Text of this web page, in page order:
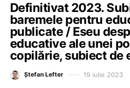
Definitivat 2023.
baremele pentru
publicate / Eseu
educative ale unei
copilărie, subiect de
Ștefan Lefter 19 iulie 2023